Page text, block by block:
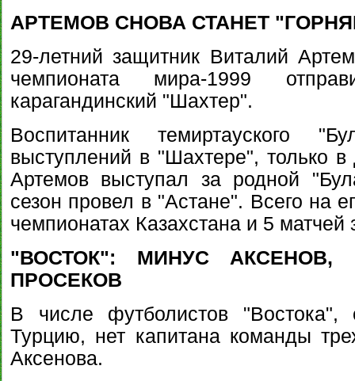
АРТЕМОВ СНОВА СТАНЕТ
29-летний защитник Виталий
чемпионата мира-1999
карагандинский "Шахтер".
Воспитанник темиртауского
выступлений в "Шахтере", только
Артемов выступал за родной
сезон провел в "Астане". Всего на
чемпионатах Казахстана и 5
"ВОСТОК": МИНУС
ПРОСЕКОВ
В числе футболистов
Турцию, нет капитана команды
Аксенова.